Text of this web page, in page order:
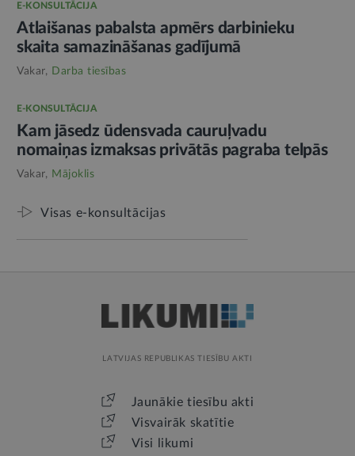
E-KONSULTĀCIJA
Atlaišanas pabalsta apmērs darbinieku
skaita samazināšanas gadījumā
Vakar, Darba tiesības
E-KONSULTĀCIJA
Kam jāsedz ūdensvada cauruļvadu
nomaiņas izmaksas privātās pagraba telpās
Vakar, Mājoklis
Visas e-konsultācijas
LATVIJAS REPUBLIKAS TIESĪBU AKTI
Jaunākie tiesību akti
Visvairāk skatītie
Visi likumi